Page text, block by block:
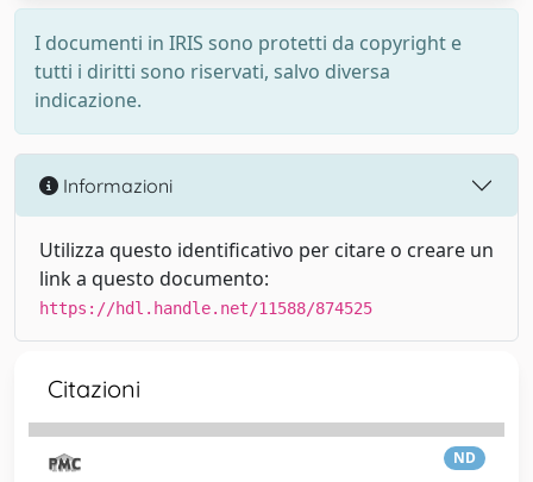
I documenti in IRIS sono protetti da copyright e
tutti i diritti sono riservati, salvo diversa
indicazione.
Informazioni
Utilizza questo identificativo per citare o creare un
link a questo documento:
https://hdl.handle.net/11588/874525
Citazioni
ND